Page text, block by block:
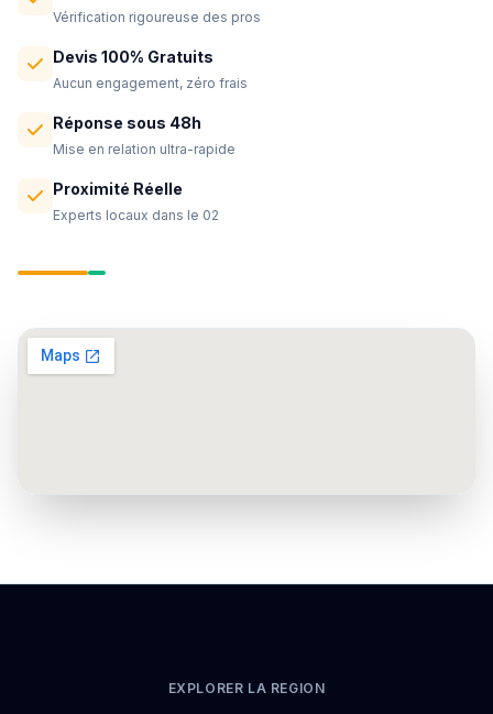
Vérification rigoureuse des pros
Devis 100% Gratuits
Aucun engagement, zéro frais
Réponse sous 48h
Mise en relation ultra-rapide
Proximité Réelle
Experts locaux dans le 02
EXPLORER LA REGION